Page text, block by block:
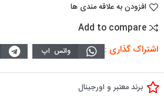
افزودن به علاقه مندی ها
Add to compare
اشتراک گذاری : واتس اپ
برند معتبر و اورجینال